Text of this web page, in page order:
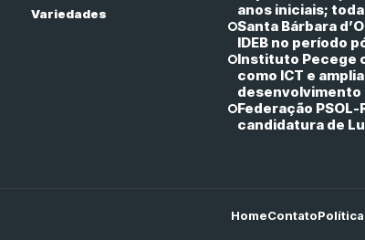
Variedades
anos iniciais;
Santa Bárbara
IDEB no período
Instituto Pecege
como ICT e
Federação
candidatura de
HomeContato